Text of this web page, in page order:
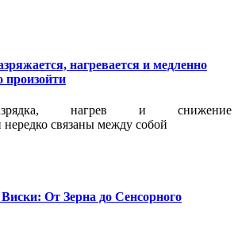
нагревается и медленно
произойти
нагрев и снижение
нередко связаны между собой
От Зерна до Сенсорного